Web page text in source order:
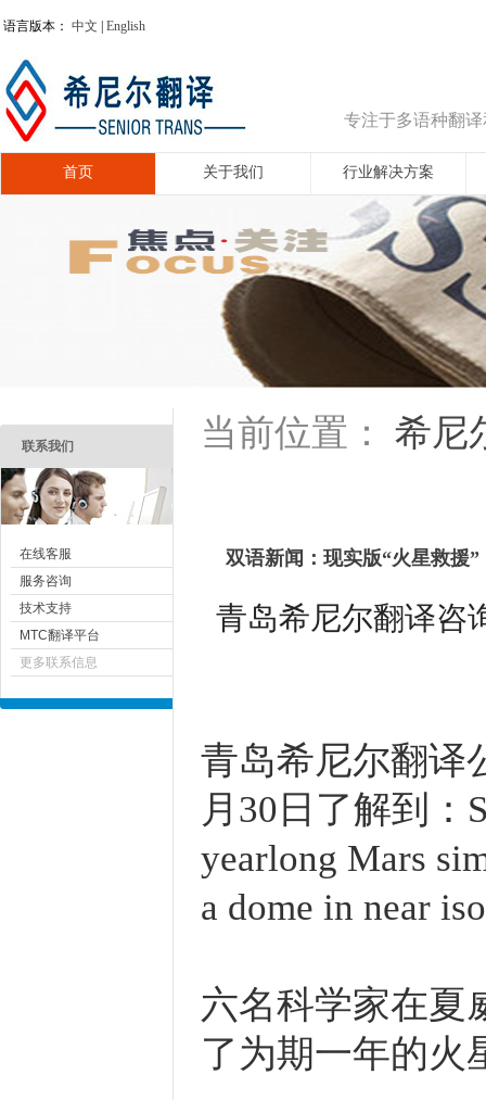
语言版本： 中文 English
专注于多语种翻
首页 关于我们 行业解决方案
联系我们
在线客服
服务咨询
技术支持
MTC翻译平台
更多联系信息
当前位置： 希尼
双语新闻：现实版“火星救援
青岛希尼尔翻译咨
青岛希尼尔翻译
月30日了解到
yearlong Mars
a dome in near
六名科学家在夏
了为期一年的火